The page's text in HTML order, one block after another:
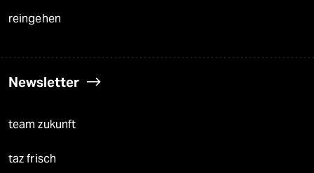
reingehen
Newsletter
team zukunft
taz frisch